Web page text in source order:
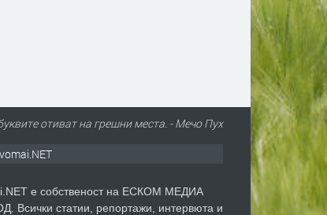
отиват на грешни места. - Мечо Пух
е собственост на ЕСКОМ МЕДИА
Всички статии, репортажи, интервюта и